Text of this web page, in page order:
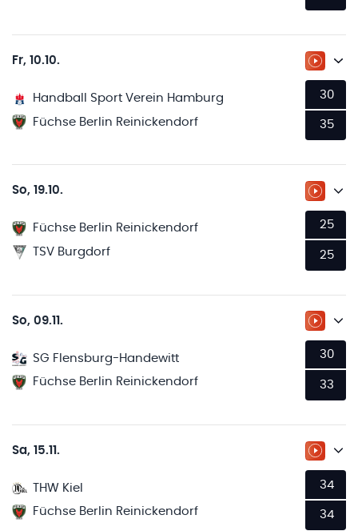
Fr, 10.10. ZUM
Handball Sport Verein Hamburg
Füchse Berlin Reinickendorf
30
35
So, 19.10. ZUM
Füchse Berlin Reinickendorf
TSV Burgdorf
25
25
So, 09.11. ZUM
SG Flensburg-Handewitt
Füchse Berlin Reinickendorf
30
33
Sa, 15.11. ZUM
THW Kiel
Füchse Berlin Reinickendorf
34
34